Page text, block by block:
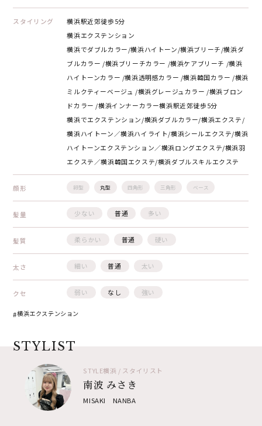
スタイリング
横浜駅近郊徒歩5分
横浜エクステンション
横浜でダブルカラー/横浜ハイトーン/横浜ブリーチ/横浜ダ
ブルカラー /横浜ブリーチカラー /横浜ケアブリーチ /横浜
ハイトーンカラー /横浜透明感カラー /横浜韓国カラー /横浜
ミルクティーベージュ /横浜グレージュカラー /横浜ブロン
ドカラー /横浜インナーカラー横浜駅近郊徒歩5分
横浜でエクステンション/横浜ダブルカラー/横浜エクステ/
横浜ハイトーン／横浜ハイライト/横浜シールエクステ/横浜
ハイトーンエクステンション／横浜ロングエクステ/横浜羽
エクステ／横浜韓国エクステ/横浜ダブルスキルエクステ
顔形 卵型 丸型 四角形 三角形 ベース
髪量 少ない 普通 多い
髪質 柔らかい 普通 硬い
太さ 細い 普通 太い
クセ 弱い なし 強い
横浜エクステンション
STYLIST
STYLE横浜 / スタイリスト
南波 みさき
MISAKI NANBA